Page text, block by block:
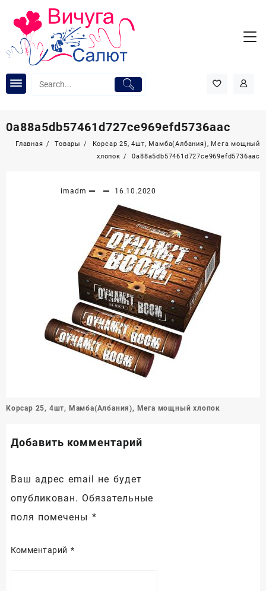
содержимому
0a88a5db57461d727ce969efd5736aac
Главная Товары
Корсар 25, 4шт, Мамба(Албания), Мега мощный
хлопок
0a88a5db57461d727ce969efd5736aac
imadm 16.10.2020
Навигация
Корсар 25, 4шт, Мамба(Албания), Мега мощный хлопок
Добавить комментарий
Ваш адрес email не будет
опубликован. Обязательные
поля помечены *
Комментарий *